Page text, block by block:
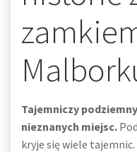
Tajemniczy
nieznanych miejsc.
kryje się wiele